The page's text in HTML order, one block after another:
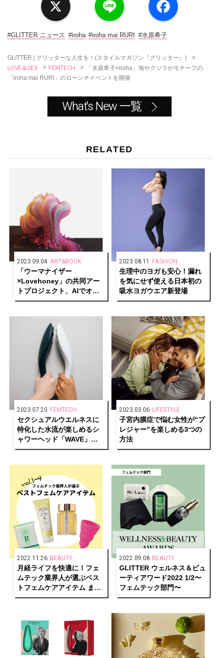
a
c
#GLITTER ニュース #iroha #iroha mai RURI #水原希子
GLITTER | グリッターな人生を！(スタイルマガジン『グリッター』) >
LOVE＆SEX > FEMTECH >
「水原希子×iroha」海やクジラがモチーフの
「iroha mai RURI」のローンチイベントを開催
What's New 一覧
RELATED
2023.09.04 ART&BOOK
「ウーマナイザー
×Lovehoney」の共同アー
トプロジェクト、AIでオー
ガズムを再現した「オーガ
2023.08.11 FASHION
生理中のヨガも安⼼！漏れ
を気にせず使える⽇本初の
吸⽔ヨガウエア新登場
2023.07.20 FEMTECH
セクシュアルウエルネスに
特化した水流が楽しめるシ
ャワーヘッド「WAVE」が
登場！
2023.03.06 LIFESTYLE
子宮内膜症で悩む女性が“プ
レジャー”を楽しめる3つの
方法
2022.11.26 BEAUTY
月経ライフを快適に！フェ
ムテック業界人が選ぶベス
トフェムケアアイテム まと
め
2022.09.08 BEAUTY
GLITTER ウェルネス＆ビュ
ーティアワード2022 1/2〜
フェムテック部門〜